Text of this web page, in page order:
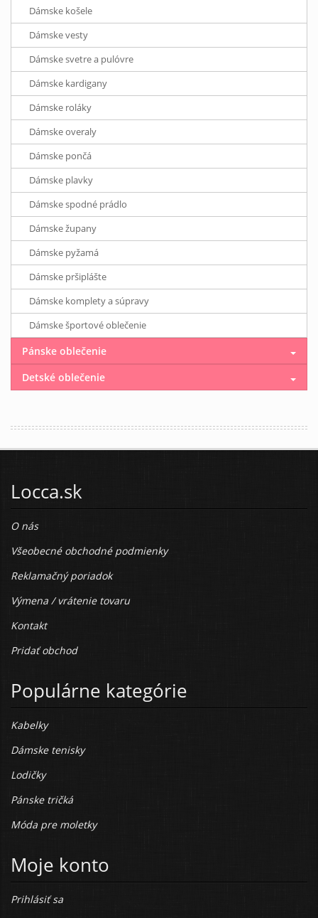
Dámske košele
Dámske vesty
Dámske svetre a pulóvre
Dámske kardigany
Dámske roláky
Dámske overaly
Dámske pončá
Dámske plavky
Dámske spodné prádlo
Dámske župany
Dámske pyžamá
Dámske pršiplášte
Dámske komplety a súpravy
Dámske športové oblečenie
Pánske oblečenie
Detské oblečenie
Locca.sk
O nás
Všeobecné obchodné podmienky
Reklamačný poriadok
Výmena / vrátenie tovaru
Kontakt
Pridať obchod
Populárne kategórie
Kabelky
Dámske tenisky
Lodičky
Pánske tričká
Móda pre moletky
Moje konto
Prihlásiť sa